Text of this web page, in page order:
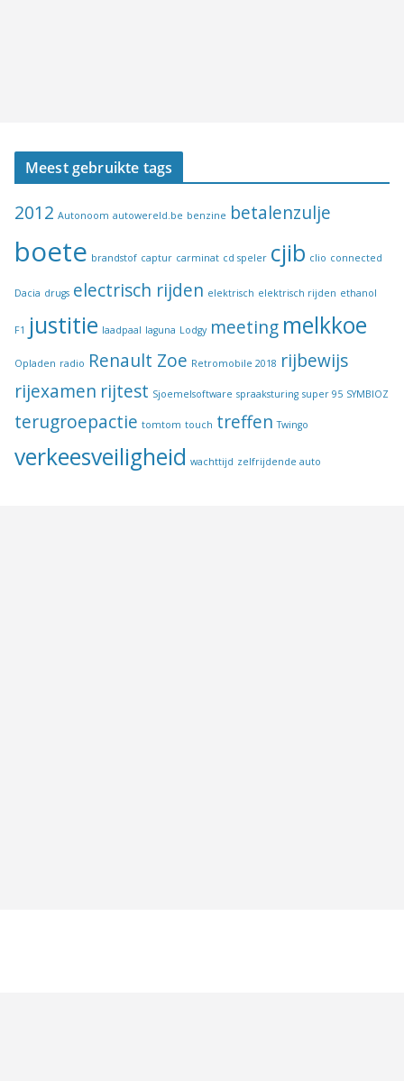
Meest gebruikte tags
2012 Autonoom autowereld.be benzine betalenzulje
boete brandstof captur carminat cd speler cjib clio connected
Dacia drugs electrisch rijden elektrisch elektrisch rijden ethanol
F1 justitie laadpaal laguna Lodgy meeting melkkoe
Opladen radio Renault Zoe Retromobile 2018 rijbewijs
rijexamen rijtest Sjoemelsoftware spraaksturing super 95 SYMBIOZ
terugroepactie tomtom touch treffen Twingo
verkeesveiligheid wachttijd zelfrijdende auto